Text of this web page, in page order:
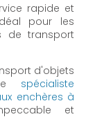
rapide et
pour les
de transport
d'objets
spécialiste
enchères à
et